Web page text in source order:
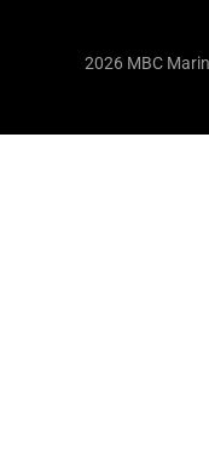
2026 MBC